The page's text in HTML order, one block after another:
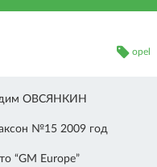
opel
ОВСЯНКИН
№15 2009 год
“GM Europe”